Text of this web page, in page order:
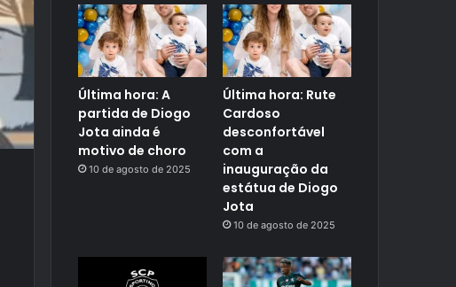
Última hora: A
partida de Diogo
Jota ainda é
motivo de choro
10 de agosto de 2025
Última hora: Rute
Cardoso
desconfortável
com a
inauguração da
estátua de Diogo
Jota
10 de agosto de 2025